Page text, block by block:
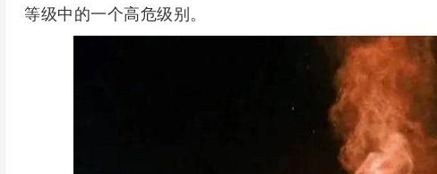
等级中的一个高危级别。